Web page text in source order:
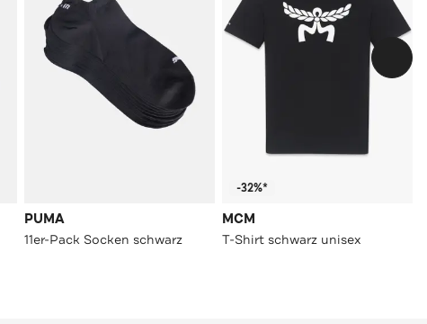
PUMA
11er-Pack Socken schwarz
-32%*
MCM
T-Shirt schwarz unisex